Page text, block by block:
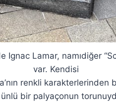
Ignac Lamar, namıdiğer
var. Kendisi
renkli karakterlerinden
bir palyaçonun